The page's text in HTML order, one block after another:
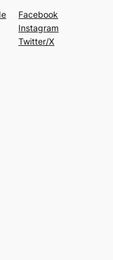
Facebook
Instagram
Twitter/X